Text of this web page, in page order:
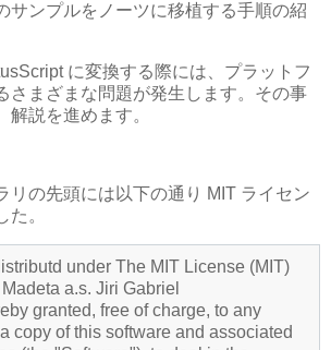
サンプルをノーツに移植する手順の紹
に変換する際には、プラットフ
さまざまな問題が発生します。その事
解説を進めます。
リの先頭には以下の通り MIT ライセン
た。
under The MIT License (MIT)
a.s. Jiri Gabriel
granted, free of charge, to any
copy of this software and associated